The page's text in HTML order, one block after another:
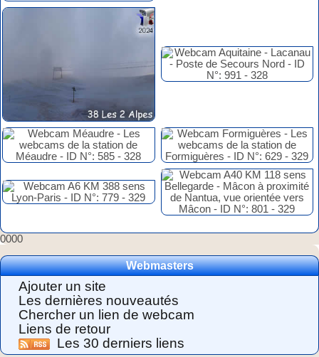
0000
Webmasters
Ajouter un site
Les dernières nouveautés
Chercher un lien de webcam
Liens de retour
Les 30 derniers liens